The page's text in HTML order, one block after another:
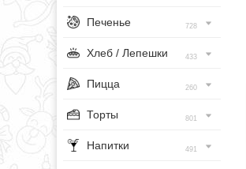
Печенье 728
Хлеб / Лепешки 433
Пицца 260
Торты 801
Напитки 491